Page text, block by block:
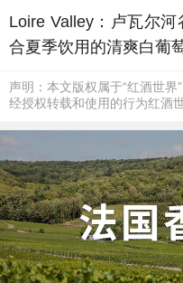
Loire Valley：卢瓦尔河
合夏季饮用的清爽白葡
声明：本文版权属于“红酒世
经授权转载和使用的行为红酒